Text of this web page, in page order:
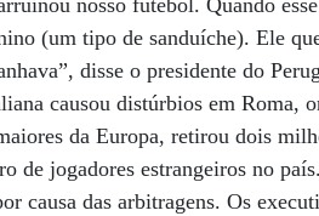
nosso futebol. Quando
(um tipo de sanduíche). Ele
disse o presidente do
causou distúrbios em Roma,
da Europa, retirou dois
de jogadores estrangeiros no
causa das arbitragens. Os